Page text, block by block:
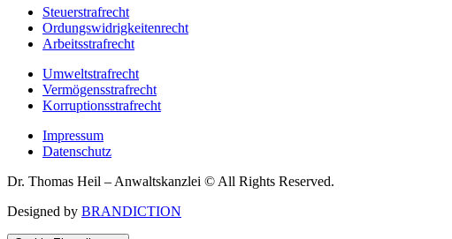
Steuerstrafrecht
Ordungswidrigkeitenrecht
Arbeitsstrafrecht
Umweltstrafrecht
Vermögensstrafrecht
Korruptionsstrafrecht
Impressum
Datenschutz
Dr. Thomas Heil – Anwaltskanzlei © All Rights Reserved.
Designed by BRANDICTION